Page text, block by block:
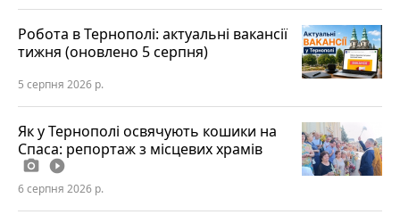
Робота в Тернополі: актуальні вакансії
тижня (оновлено 5 серпня)
5 серпня 2026 р.
Як у Тернополі освячують кошики на
Спаса: репортаж з місцевих храмів
photo_camera play_circle_filled
6 серпня 2026 р.